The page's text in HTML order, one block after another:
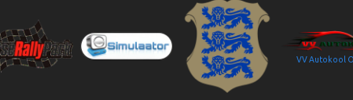
VV Autokool